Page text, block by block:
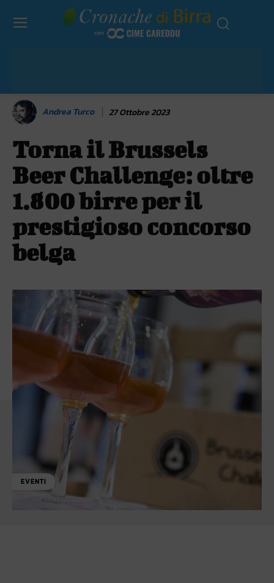
Andrea Turco 27 Ottobre 2023
Torna il Brussels
Beer Challenge: oltre
1.800 birre per il
prestigioso concorso
belga
EVENTI